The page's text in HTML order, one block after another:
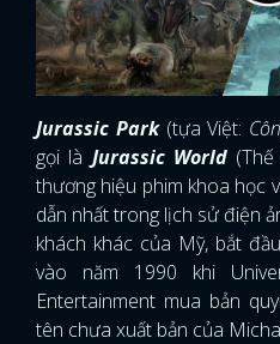
Jurassic Park (tựa Việt:
gọi là Jurassic World
thương hiệu phim khoa học
dẫn nhất trong lịch sử điện
khách khác của Mỹ, bắt
vào năm 1990 khi
Entertainment mua bản
tên chưa xuất bản của